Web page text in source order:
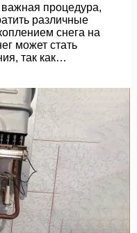
процедура,
различные
снега на
может стать
так как…